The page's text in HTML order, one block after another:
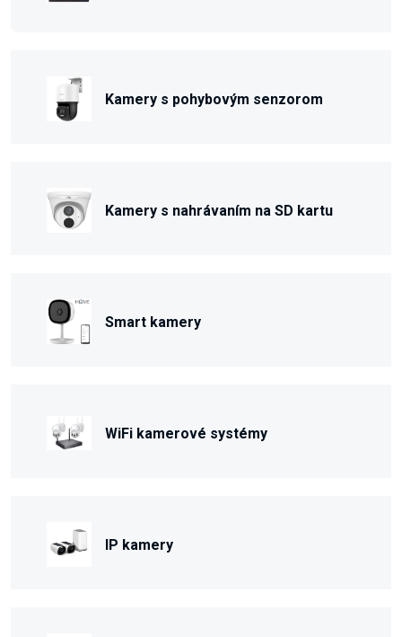
Kamery s pohybovým senzorom
Kamery s nahrávaním na SD kartu
Smart kamery
WiFi kamerové systémy
IP kamery